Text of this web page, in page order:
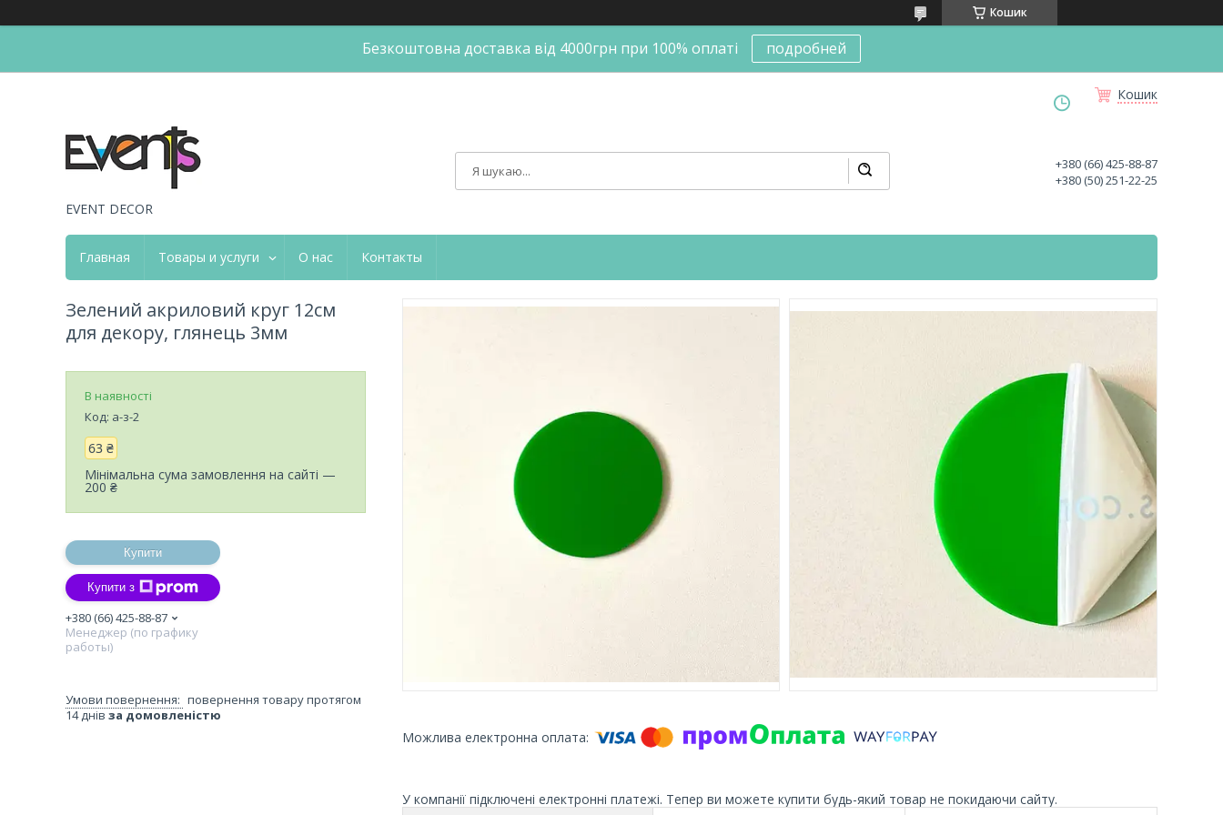
Кошик
Безкоштовна доставка від 4000грн при 100% оплаті подробней
Кошик
EVENT DECOR
+380 (66) 425-88-87
+380 (50) 251-22-25
Главная Товары и услуги О нас Контакты
У компанії підключені електронні платежі. Тепер ви можете купити будь-який товар не покидаючи сайту.
Зелений акриловий круг 12см
для декору, глянець 3мм
В наявності
Код: а-з-2
63 ₴
Мінімальна сума замовлення на сайті —
200 ₴
Купити
Купити з
+380 (66) 425-88-87
Менеджер (по графику
работы)
повернення товару протягом
14 днів за домовленістю